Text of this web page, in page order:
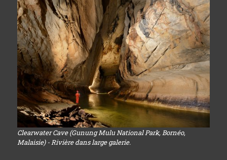
Clearwater Cave (Gunung Mulu National Park, Bornéo,
Malaisie) - Rivière dans large galerie.